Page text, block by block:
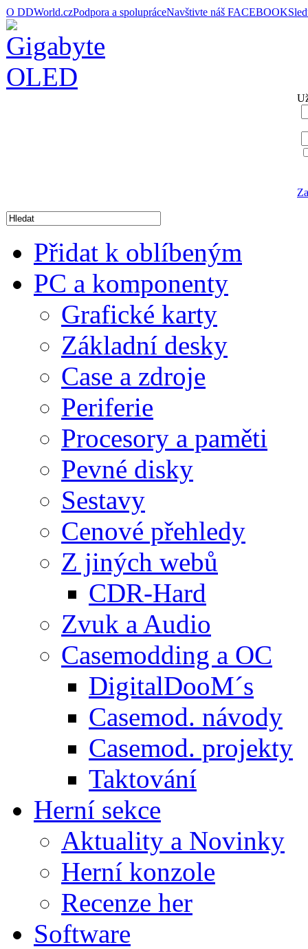
O DDWorld.czPodpora a spolupráceNavštivte náš FACEBOOK
Přidat k oblíbeným
PC a komponenty
Grafické karty
Základní desky
Case a zdroje
Periferie
Procesory a paměti
Pevné disky
Sestavy
Cenové přehledy
Z jiných webů
CDR-Hard
Zvuk a Audio
Casemodding a OC
DigitalDooM´s
Casemod. návody
Casemod. projekty
Taktování
Herní sekce
Aktuality a Novinky
Herní konzole
Recenze her
Software